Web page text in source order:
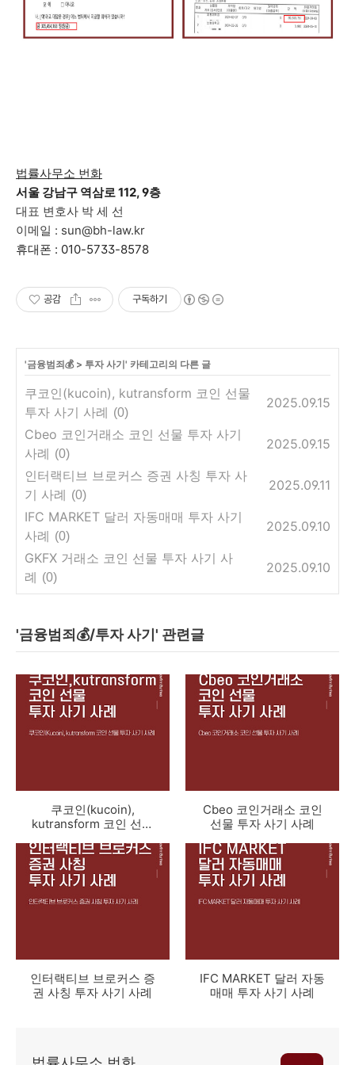
법률사무소 번화
서울 강남구 역삼로 112, 9층
대표 변호사 박 세 선
이메일 : sun@bh-law.kr
휴대폰 : 010-5733-8578
공감 구독하기
'금융범죄💰> 투자 사기' 카테고리의 다른 글
쿠코인(kucoin), kutransform 코인 선물
투자 사기 사례 (0)
2025.09.15
Cbeo 코인거래소 코인 선물 투자 사기
사례 (0)
2025.09.15
인터랙티브 브로커스 증권 사칭 투자 사
기 사례 (0)
2025.09.11
IFC MARKET 달러 자동매매 투자 사기
사례 (0)
2025.09.10
GKFX 거래소 코인 선물 투자 사기 사
례 (0)
2025.09.10
'금융범죄💰/투자 사기' 관련글
쿠코인(kucoin),
kutransform 코인 선물
Cbeo 코인거래소 코인
선물 투자 사기 사례
인터랙티브 브로커스 증
권 사칭 투자 사기 사례
IFC MARKET 달러 자동
매매 투자 사기 사례